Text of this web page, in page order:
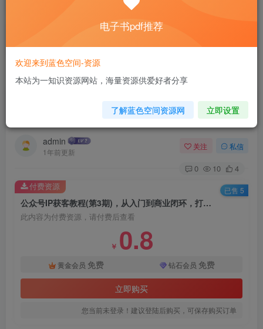
计算机 移动设备 软件下载....
电子书籍下载...
首页 网赚项目 正文
公众号IP获客教程(第3期)，从入门到商业闭环，
打造爆款文章，实现公众号高效变现
admin
1年前更新
关注 私信
0 10 4
公众号IP获客教程(第3期)，从入门到商业闭环，打造爆款文章，实现公众号高效变现
此内容为付费资源，请付费后查看
￥ 0.8
黄金会员 免费 钻石会员 免费
立即购买
您当前未登录！建议登陆后购买，可保存购买订单
付费资源 已售 5
电子书pdf推荐
欢迎来到蓝色空间-资源
本站为一知识资源网站，海量资源供爱好者分享
了解蓝色空间资源网 立即设置